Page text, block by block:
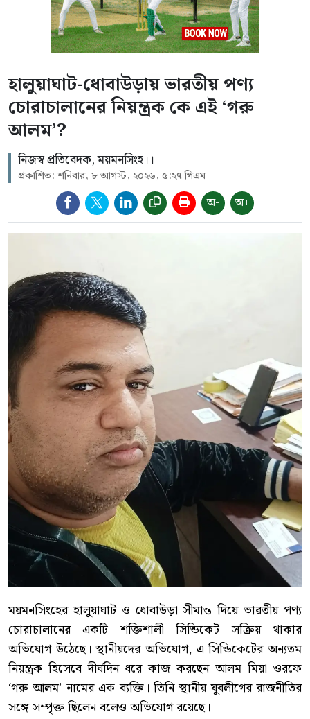
হালুয়াঘাট-ধোবাউড়ায় ভারতীয় পণ্য
চোরাচালানের নিয়ন্ত্রক কে এই ‘গরু
আলম’?
নিজস্ব প্রতিবেদক, ময়মনসিংহ।।
প্রকাশিত: শনিবার, ৮ আগস্ট, ২০২৬, ৫:২৭ পিএম
অ- অ+
ময়মনসিংহের হালুয়াঘাট ও ধোবাউড়া সীমান্ত দিয়ে ভারতীয় পণ্য
চোরাচালানের একটি শক্তিশালী সিন্ডিকেট সক্রিয় থাকার
অভিযোগ উঠেছে। স্থানীয়দের অভিযোগ, এ সিন্ডিকেটের অন্যতম
নিয়ন্ত্রক হিসেবে দীর্ঘদিন ধরে কাজ করছেন আলম মিয়া ওরফে
‘গরু আলম’ নামের এক ব্যক্তি। তিনি স্থানীয় যুবলীগের রাজনীতির
সঙ্গে সম্পৃক্ত ছিলেন বলেও অভিযোগ রয়েছে।